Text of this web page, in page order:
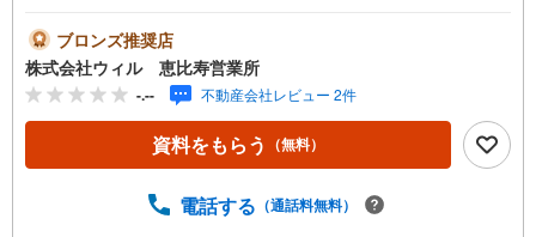
ご家族のライフスタイルにあったお住まいをご建築いただ
けます◆現在古家がございます！お引渡し方法などお気軽
にお問い合わせください◆幅員は約25mの南側道路に面し
ています！陽当りが良く開放感がございます！視認性も良
好です◆「台場小学校」まで徒歩約4分、子育て世帯にもお
すすめ！◆「まいばすけっと（北品川2丁目店）」まで徒歩
上記時間はお電話が繋がりやすくなっております。お気軽
ブロンズ推奨店
株式会社ウィル 恵比寿営業所
-.-- 不動産会社レビュー 2件
資料をもらう （無料）
電話する （通話料無料）